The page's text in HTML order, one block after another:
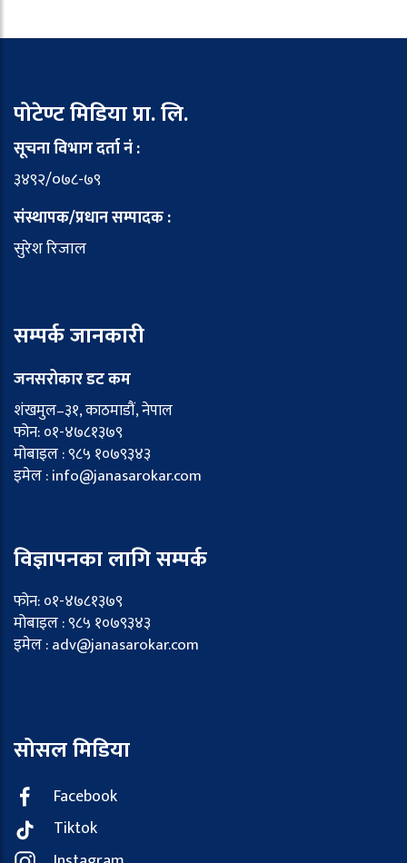
पोटेण्ट मिडिया प्रा. लि.
सूचना विभाग दर्ता नं :
३४९२/०७८-७९
संस्थापक/प्रधान सम्पादक :
सुरेश रिजाल
सम्पर्क जानकारी
जनसरोकार डट कम
शंखमुल–३१, काठमाडौं, नेपाल
फोन: ०१-४७८१३७९
मोबाइल : ९८५ १०७९३४३
इमेल : info@janasarokar.com
विज्ञापनका लागि सम्पर्क
फोन: ०१-४७८१३७९
मोबाइल : ९८५ १०७९३४३
इमेल : adv@janasarokar.com
सोसल मिडिया
Facebook
Tiktok